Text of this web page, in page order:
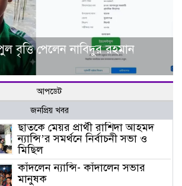
বৃত্তি পেলেন নাবিদুর রহমান
আপডেট
জনপ্রিয় খবর
ছাতকে মেয়র প্রার্থী রাশিদা আহমদ
ন্যান্সি’র সমর্থনে নির্বাচনী সভা ও
মিছিল
কাঁদলেন ন্যান্সি- কাঁদালেন সভার
মানুষক